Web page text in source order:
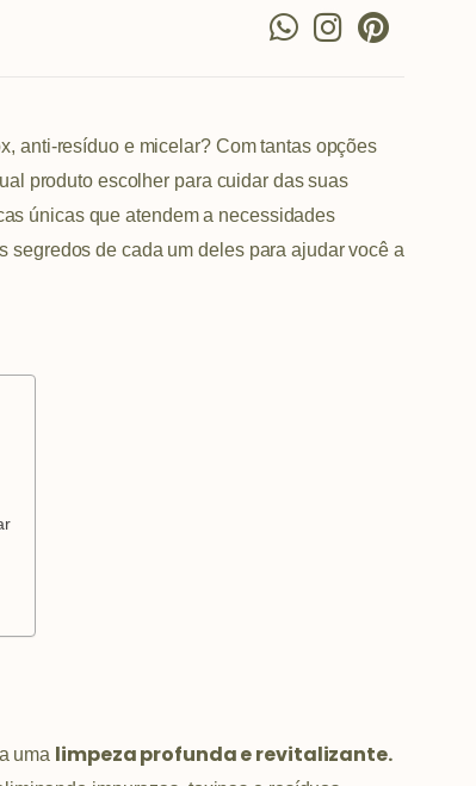
W
s
a
p
p
I
a
g
r
a
P
i
e
s
anti-resíduo e micelar? Com tantas opções
produto escolher para cuidar das suas
únicas que atendem a necessidades
segredos de cada um deles para ajudar você a
uma limpeza profunda e revitalizante.